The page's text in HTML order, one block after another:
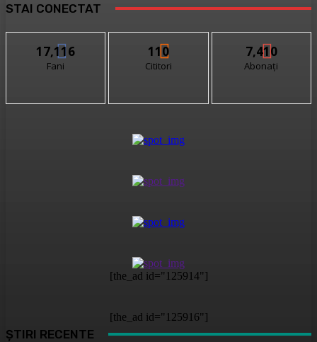
STAI CONECTAT
17,116
Fani
110
Cititori
7,410
Abonați
[the_ad id="125914"]
[the_ad id="125916"]
ȘTIRI RECENTE